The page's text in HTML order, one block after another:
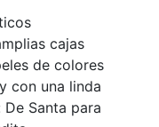
cajas
de colores
con una linda
Santa para